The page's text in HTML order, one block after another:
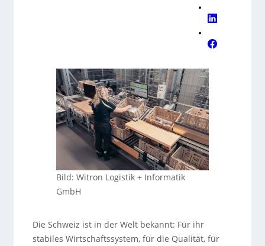
Bild: Witron Logistik + Informatik
GmbH
Die Schweiz ist in der Welt bekannt: Für ihr
stabiles Wirtschaftssystem, für die Qualität, für